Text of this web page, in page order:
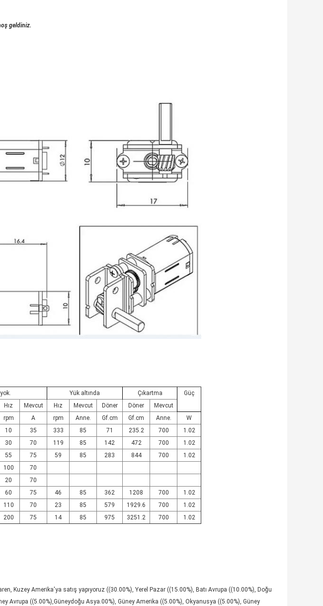
geldiniz.
Yük altında Çıkartma
Güç
Hız Mevcut Hız Mevcut Döner Döner
Mevcut
rpm A rpm Anne. Gf.cm Gf.cm Anne.
W
10 35 333 85 71 235.2 700
1.02
30 70 119 85 142 472 700
1.02
55 75 59 85 283 844 700
1.02
100
70
20
70
60 75 46 85 362 1208 700
1.02
110 70 23 85 579 1929.6 700
1.02
200 75 14 85 975 3251.2 700 1.02
Kuzey Amerika'ya satış yapıyoruz ((30.00%), Yerel Pazar ((15.00%), Batı Avrupa ((10.00%), Doğu
Avrupa ((5.00%),Güneydoğu Asya.00%), Güney Amerika ((5.00%), Okyanusya ((5.00%), Güney